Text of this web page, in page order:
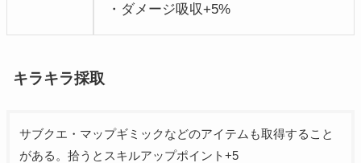
・ダメージ吸収+5%
キラキラ採取
サブクエ・マップギミックなどのアイテムも取得すること
がある。拾うとスキルアップポイント+5